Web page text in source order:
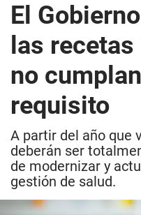
El
las
no
requisito
A partir del año que
deberán ser
de modernizar y
gestión de salud.